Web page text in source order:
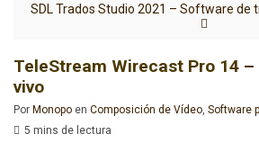
SDL Trados Studio 2021 – Software de
TeleStream Wirecast Pro 14
vivo
Por Monopo en Composición de Vídeo, Software
5 mins de lectura